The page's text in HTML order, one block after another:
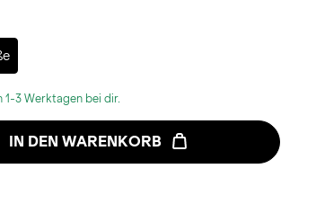
Selected
1-3 Werktagen bei dir.
IN DEN WARENKORB